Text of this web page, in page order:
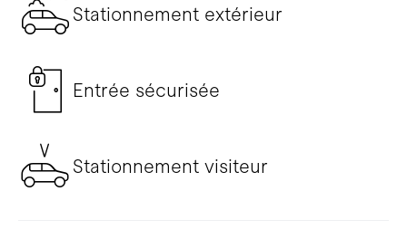
Stationnement extérieur
Entrée sécurisée
Stationnement visiteur